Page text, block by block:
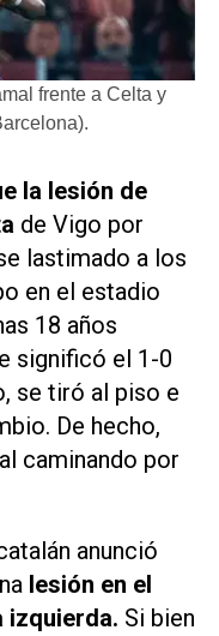
frente a Celta y
la lesión de
de Vigo por
lastimado a los
en el estadio
18 años
significó el 1-0
se tiró al piso e
De hecho,
caminando por
anunció
lesión en el
izquierda. Si bien